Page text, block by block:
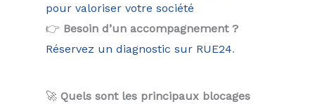
pour valoriser votre société
👉 Besoin d’un accompagnement ?
Réservez un diagnostic sur RUE24.
🚀 Quels sont les principaux blocages